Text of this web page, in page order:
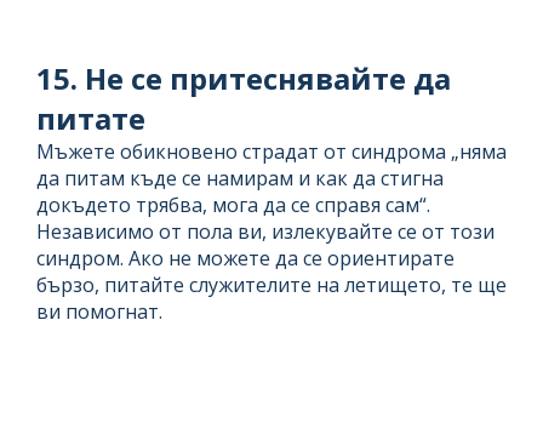
15. Не се притеснявайте да
питате
Мъжете обикновено страдат от синдрома „няма
да питам къде се намирам и как да стигна
докъдето трябва, мога да се справя сам“.
Независимо от пола ви, излекувайте се от този
синдром. Ако не можете да се ориентирате
бързо, питайте служителите на летището, те ще
ви помогнат.